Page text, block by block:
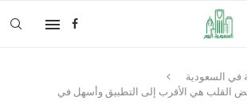
في السعودية
القلب هي الأقرب إلى التطبيق وأسهل في